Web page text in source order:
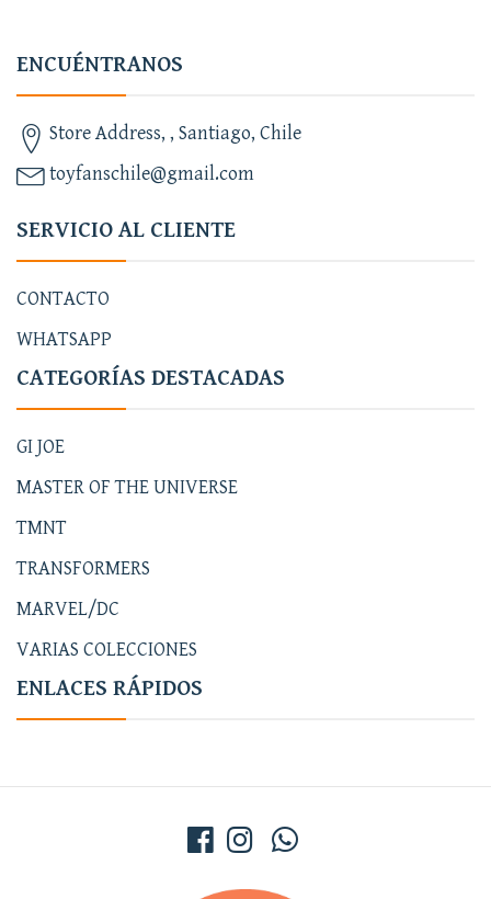
ENCUÉNTRANOS
Store Address, , Santiago, Chile
toyfanschile@gmail.com
SERVICIO AL CLIENTE
CONTACTO
WHATSAPP
CATEGORÍAS DESTACADAS
GI JOE
MASTER OF THE UNIVERSE
TMNT
TRANSFORMERS
MARVEL/DC
VARIAS COLECCIONES
ENLACES RÁPIDOS